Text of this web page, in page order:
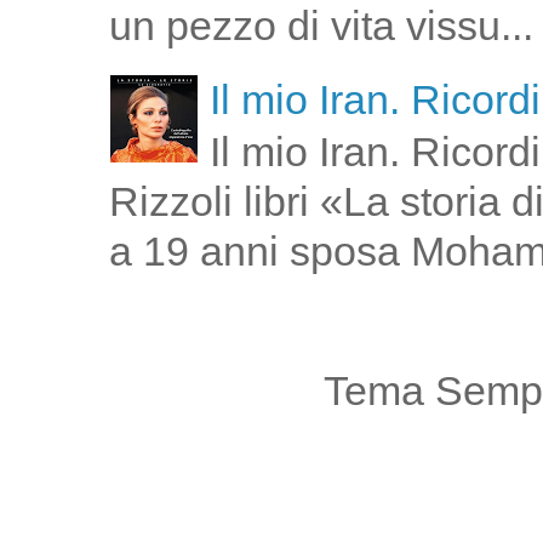
un pezzo di vita vissu...
Il mio Iran.
Il mio Iran.
Rizzoli libri «La storia
a 19 anni sposa
Tema